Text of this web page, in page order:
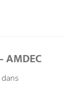
dans